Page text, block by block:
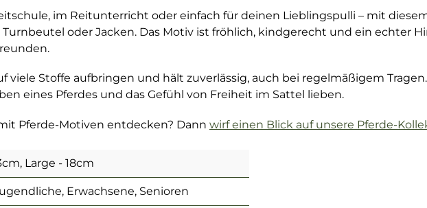
im Reitunterricht oder einfach für deinen Lieblingspulli – mit
Turnbeutel oder Jacken. Das Motiv ist fröhlich, kindgerecht und ein echter
viele Stoffe aufbringen und hält zuverlässig, auch bei regelmäßigem
eines Pferdes und das Gefühl von Freiheit im Sattel lieben.
Pferde-Motiven entdecken? Dann wirf einen Blick auf unsere Pferde-
Large - 18cm
Erwachsene, Senioren